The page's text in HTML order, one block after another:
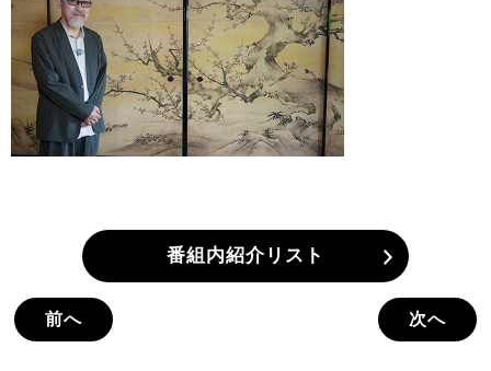
番組内紹介リスト
前へ 次へ